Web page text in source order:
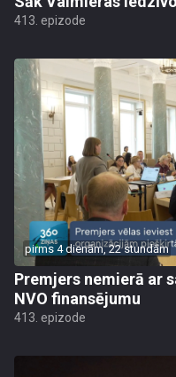
413. epizode
pirms 4 dienām, 22 stundām
Premjers nemierā ar
NVO finansējumu
413. epizode